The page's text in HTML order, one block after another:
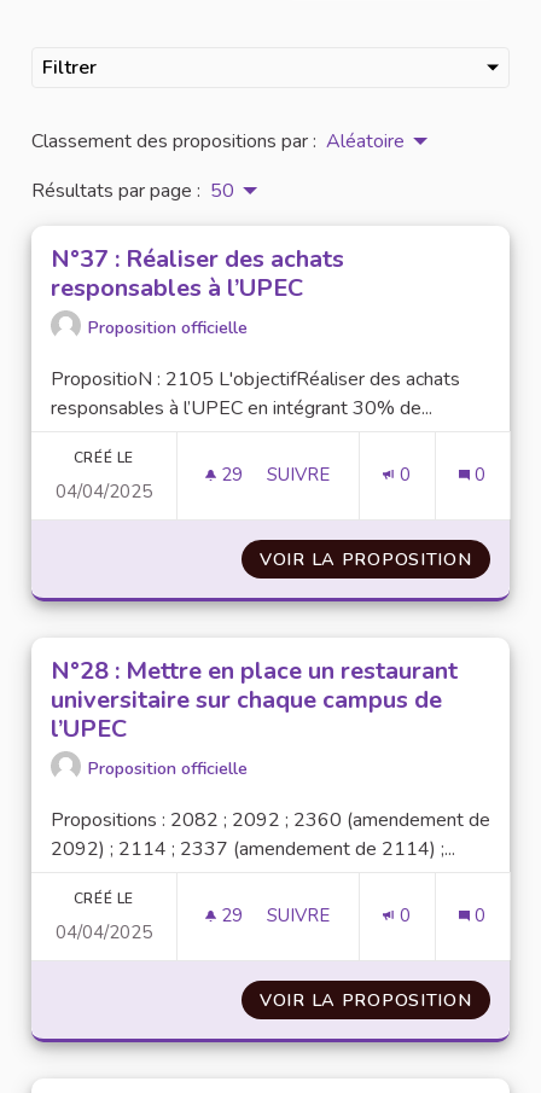
Filtrer
Classement des propositions par : Aléatoire
Résultats par page : 50
N°37 : Réaliser des achats
responsables à l’UPEC
Proposition officielle
PropositioN : 2105 L'objectifRéaliser des achats
responsables à l’UPEC en intégrant 30% de...
CRÉÉ LE
04/04/2025
29 29 ABONNÉS
SUIVRE 0 0
VOIR LA PROPOSITION N°37
N°28 : Mettre en place un restaurant
universitaire sur chaque campus de
l’UPEC
Proposition officielle
Propositions : 2082 ; 2092 ; 2360 (amendement de
2092) ; 2114 ; 2337 (amendement de 2114) ;...
CRÉÉ LE
04/04/2025
29 29 ABONNÉS
SUIVRE 0 0
VOIR LA PROPOSITION N°28